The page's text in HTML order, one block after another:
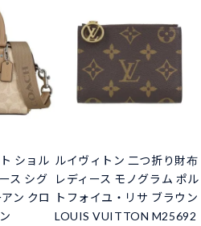
ショル
ス シグ
ン クロ
ルイヴィトン 二つ折り財布
レディース モノグラム ポル
トフォイユ・リサ ブラウン
LOUIS VUITTON M25692